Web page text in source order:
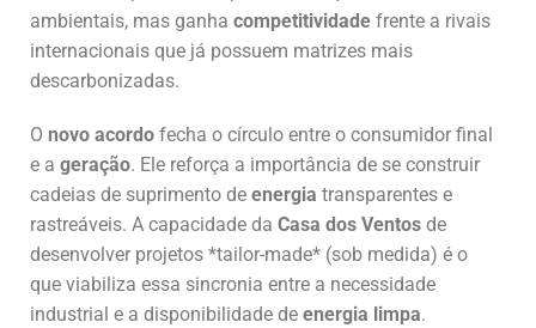
ambientais, mas ganha competitividade frente a rivais
internacionais que já possuem matrizes mais
descarbonizadas.
O novo acordo fecha o círculo entre o consumidor final
e a geração. Ele reforça a importância de se construir
cadeias de suprimento de energia transparentes e
rastreáveis. A capacidade da Casa dos Ventos de
desenvolver projetos *tailor-made* (sob medida) é o
que viabiliza essa sincronia entre a necessidade
industrial e a disponibilidade de energia limpa.